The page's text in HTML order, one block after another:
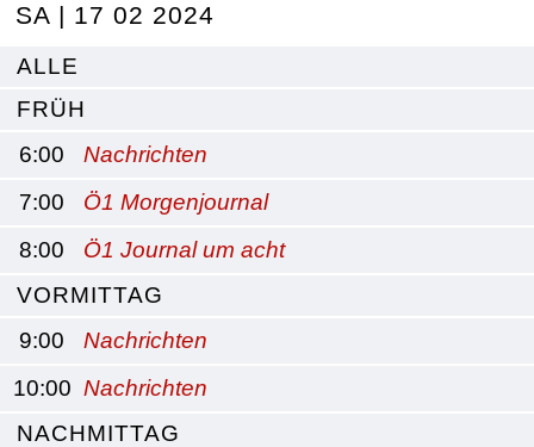
SA | 17 02 2024
ALLE
FRÜH
6:00
Nachrichten
7:00
Ö1 Morgenjournal
8:00
Ö1 Journal um acht
VORMITTAG
9:00
Nachrichten
10:00 Nachrichten
NACHMITTAG